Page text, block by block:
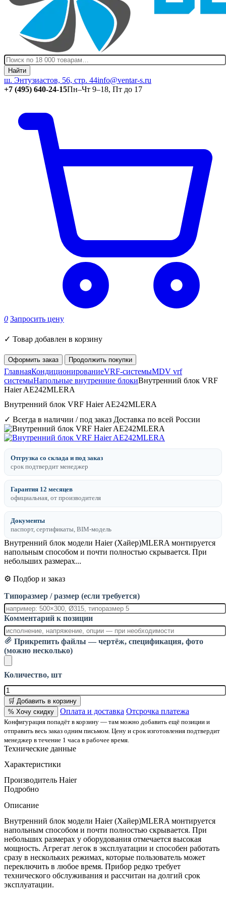
Найти
ш. Энтузиастов, 56, стр. 44info@ventar-s.ru
+7 (495) 640-24-15Пн–Чт 9–18, Пт до 17
0 Запросить цену
✓ Товар добавлен в корзину
Оформить заказ Продолжить покупки
ГлавнаяКондиционированиеVRF-системыMDV vrf
системыНапольные внутренние блокиВнутренний блок VRF
Haier AE242MLERA
Внутренний блок VRF Haier AE242MLERA
✓ Всегда в наличии / под заказ Доставка по всей России
Отгрузка со склада и под заказ
срок подтвердит менеджер
Гарантия 12 месяцев
официальная, от производителя
Документы
паспорт, сертификаты, BIM-модель
Внутренний блок модели Haier (Хайер)MLERA монтируется
напольным способом и почти полностью скрывается. При
небольших размерах...
⚙️ Подбор и заказ
Типоразмер / размер (если требуется)
Комментарий к позиции
Прикрепить файлы — чертёж, спецификация, фото
(можно несколько)
Количество, шт
🛒 Добавить в корзину
% Хочу скидку
Оплата и доставка Отсрочка платежа
Конфигурация попадёт в корзину — там можно добавить ещё позиции и
отправить весь заказ одним письмом. Цену и срок изготовления подтвердит
менеджер в течение 1 часа в рабочее время.
Технические данные
Характеристики
Производитель Haier
Подробно
Описание
Внутренний блок модели Haier (Хайер)MLERA монтируется
напольным способом и почти полностью скрывается. При
небольших размерах у оборудования отмечается высокая
мощность. Агрегат легок в эксплуатации и способен работать
сразу в нескольких режимах, которые пользователь может
переключить в любое время. Прибор редко требует
технического обслуживания и рассчитан на долгий срок
эксплуатации.